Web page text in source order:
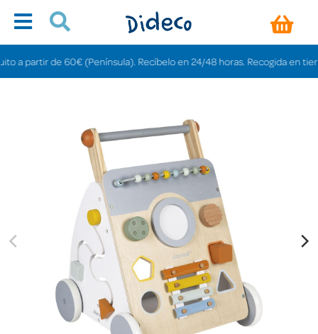
de 60€ (Península). Recíbelo en 24/48 horas. Recogida en tiendas